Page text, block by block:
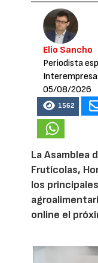
Elio Sancho
Periodista
05/08/2026
1562
La Asamblea
Frutícolas,
los
online el